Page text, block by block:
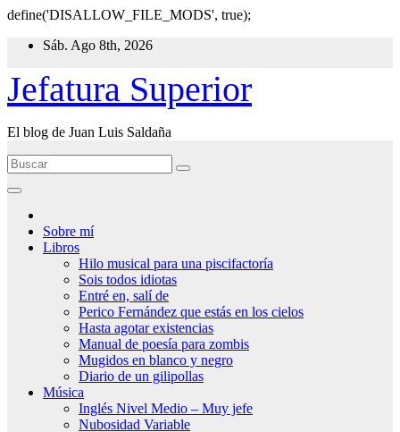
define('DISALLOW_FILE_MODS', true);
contenido
Sáb. Ago 8th, 2026
Jefatura Superior
El blog de Juan Luis Saldaña
Sobre mí
Libros
Hilo musical para una piscifactoría
Sois todos idiotas
Entré en, salí de
Perico Fernández que estás en los cielos
Hasta agotar existencias
Manual de poesía para zombis
Mugidos en blanco y negro
Diario de un gilipollas
Música
Inglés Nivel Medio – Muy jefe
Nubosidad Variable